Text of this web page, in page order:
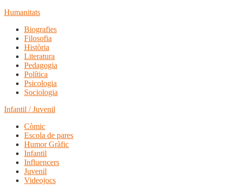
Humanitats
Biografies
Filosofia
Història
Literatura
Pedagogia
Política
Psicologia
Sociologia
Infantil / Juvenil
Còmic
Escola de pares
Humor Gràfic
Infantil
Influencers
Juvenil
Videojocs